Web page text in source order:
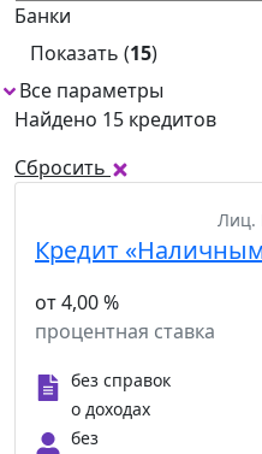
Банки
Показать (15)
Все параметры
Найдено 15 кредитов
Сбросить
Лиц.
Кредит
от 4,00 %
процентная ставка
без справок
о доходах
без